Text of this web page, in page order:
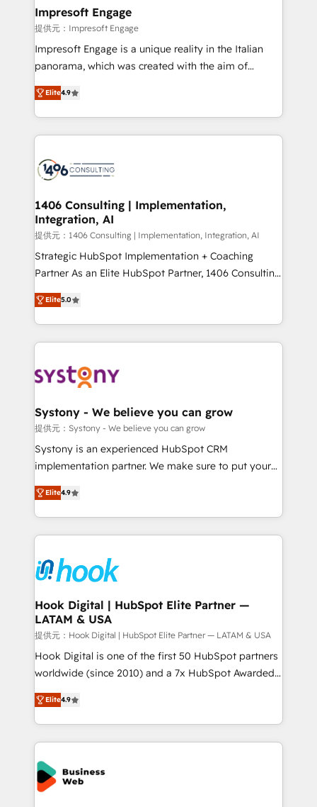
of HubSpot's most important customers to generate
value from the platform in the long term. 🤖 We have
worked 400+ HubSpot customers across industries
but specialise in the more complex projects where
represent key aspects of the project's success.
Impresoft Engage
提供元：Impresoft Engage
Impresoft Engage is a unique reality in the Italian
panorama, which was created with the aim of
putting Customer Experience at the center by
creating digital environments capable of integrating
people, processes and data. We offer the best
digital solutions on the market, ranging from CRM
marketing automation to online and offline sales
allowing companies to optimize processes and meet
the needs of the customer. We are part of Impresoft
Group, a group of specialized and complementary
companies that divide their offer into 4
Competence Centers: Smart Manufacturing,
The synergies generated by these integrations,
together with the combination of talents, skills,
to accompany companies on their digital
transformation journey.
Elite4.9
1406 Consulting | Implementation,
Integration, AI
提供元：1406 Consulting | Implementation, Integration, AI
Strategic HubSpot Implementation + Coaching
Partner As an Elite HubSpot Partner, 1406 Consulting
helps mid-market revenue teams transform how
they sell, market, and serve. We don't just build your
HubSpot—we teach your team to own it, then stay
to help you keep winning. What We Do ⚙️ CRM
Data & Content 📈 Sales & Marketing Alignment +
Agent Creation 🔄 Custom Integrations & Data
Migration Why 1406 We become part of your team.
Your team learns while we build. We fix what others
broke. Built for mid-market reality—practical
constraints. By the Numbers 🏆 Top 1% of all
HubSpot partners 🔄 Top 5% globally in client
and sales ops at mid-market companies ready to
move beyond spreadsheets into unified systems
Elite5.0
Systony - We believe you can grow
提供元：Systony - We believe you can grow
Systony is an experienced HubSpot CRM
implementation partner. We make sure to put your
organization's needs and goals first and think along
with your organization. We are only satisfied once
you are too. Why Systony? - 20+ years of
experience with CRM, Marketing, Sales & Service
Own back-end developers - Complex data
migrations (e.g. Salesforce, MS Dynamics, Perfect
View, SuperOffice) - Custom integrations (e.g. MS
Business Central, Navision, AX, SAP, Exact, AFAS) We
focus on growing B2B companies in the SME sector
such as manufacturing, SaaS, business services and
wholesaler companies. As an experienced HubSpot
That's why we have developed a step-by-step
implementation process that focuses on user
strive for optimal customer processes and
Elite4.9
Hook Digital | HubSpot Elite Partner —
LATAM & USA
提供元：Hook Digital | HubSpot Elite Partner — LATAM & USA
Hook Digital is one of the first 50 HubSpot partners
worldwide (since 2010) and a 7x HubSpot Awarded
Elite Partner. With 500+ projects across the U.S.,
Brazil, and LATAM, we combine global expertise with
regional experience. Today, we are Brazil’s largest
HubSpot Elite Partner—trusted by companies across
the Americas to scale smarter. ⚙️ CRM
Implementation & Migration Onboarding across all
Hubs, plus migrations from Salesforce, Pipedrive, RD
Elite4.9